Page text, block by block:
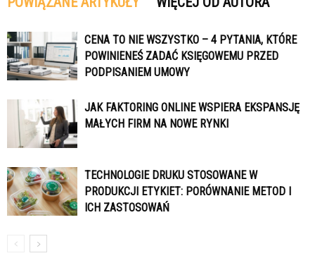
CENA TO NIE WSZYSTKO – 4 PYTANIA, KTÓRE
POWINIENEŚ ZADAĆ KSIĘGOWEMU PRZED
PODPISANIEM UMOWY
JAK FAKTORING ONLINE WSPIERA EKSPANSJĘ
MAŁYCH FIRM NA NOWE RYNKI
TECHNOLOGIE DRUKU STOSOWANE W
PRODUKCJI ETYKIET: PORÓWNANIE METOD I
ICH ZASTOSOWAŃ